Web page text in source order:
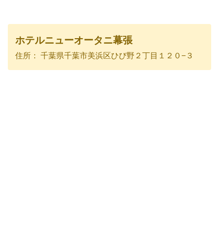
ホテルニューオータニ幕張
住所： 千葉県千葉市美浜区ひび野２丁目１２０−３